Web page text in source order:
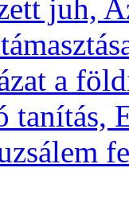
juh,
a
tanítás,